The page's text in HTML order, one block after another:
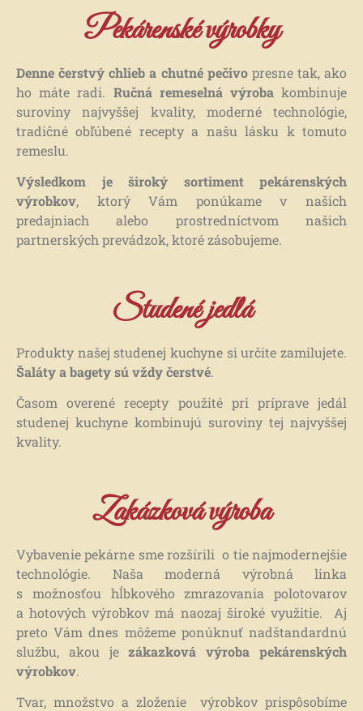
Ručná remeselná
pekárenská výroba
SME RODINNÁ PEKÁREŇ S
TRADÍCIOU
PEČIEME PRE VÁS UŽ OD
Ručná remeselná
pekárenská výroba
KVALITA
SÚ PRE NÁS PRVORADÉ
Ručná remeselná
pekárenská výroba
NAJKVALITNEJŠÍCH
PRÍRODNÝCH SUROVÍN
Ručná remeselná
pekárenská výroba
SME RODINNÁ PEKÁREŇ S
TRADÍCIOU
PEČIEME PRE VÁS UŽ OD
Ručná remeselná
pekárenská výroba
KVALITA
SÚ PRE NÁS PRVORADÉ
Ručná remeselná
pekárenská výroba
NAJKVALITNEJŠÍCH
PRÍRODNÝCH SUROVÍN
Ručná remeselná
pekárenská výroba
SME RODINNÁ PEKÁREŇ S
TRADÍCIOU
PEČIEME PRE VÁS UŽ OD
Ručná remeselná
pekárenská výroba
KVALITA
SÚ PRE NÁS PRVORADÉ
Ručná remeselná
pekárenská výroba
NAJKVALITNEJŠÍCH
PRÍRODNÝCH SUROVÍN
Pekárenské výrobky
Denne čerstvý chlieb a chutné pečivopresne tak, ako
ho máte radi. Ručná remeselná výrobakombinuje
suroviny najvyššej kvality, moderné technológie,
tradičné obľúbené recepty a našu lásku k tomuto
remeslu.
Výsledkom je široký sortiment pekárenských
výrobkov, ktorý Vám ponúkame v našich
predajniach alebo prostredníctvom našich
partnerských prevádzok, ktoré zásobujeme.
Studené jedlá
Produkty našej studenej kuchyne si určite zamilujete.
Šaláty a bagety sú vždy čerstvé.
Časom overené recepty použité pri príprave jedál
studenej kuchyne kombinujú suroviny tej najvyššej
kvality.
Zakázková výroba
Vybavenie pekárne sme rozšírili o tie najmodernejšie
technológie. Naša moderná výrobná linka
s možnosťou hĺbkového zmrazovania polotovarov
a hotových výrobkov má naozaj široké využitie. Aj
preto Vám dnes môžeme ponúknuť nadštandardnú
službu, akou je zákazková výroba pekárenských
výrobkov.
Tvar, množstvo a zloženie výrobkov prispôsobíme